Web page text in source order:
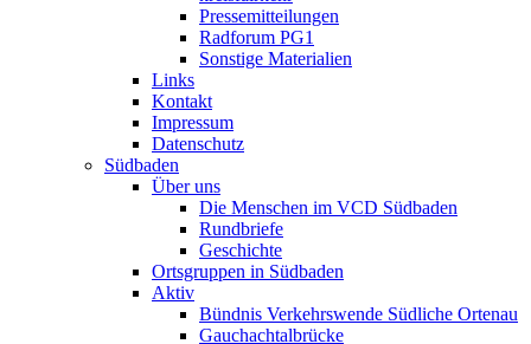
Pressemitteilungen
Radforum PG1
Sonstige Materialien
Links
Kontakt
Impressum
Datenschutz
Südbaden
Über uns
Die Menschen im VCD Südbaden
Rundbriefe
Geschichte
Ortsgruppen in Südbaden
Aktiv
Bündnis Verkehrswende Südliche Ortenau
Gauchachtalbrücke